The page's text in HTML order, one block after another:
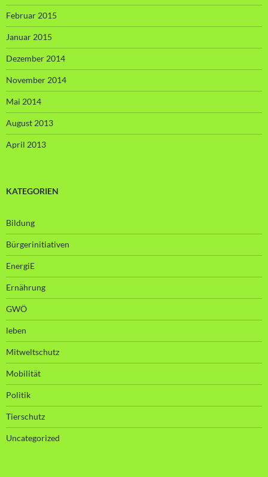
Februar 2015
Januar 2015
Dezember 2014
November 2014
Mai 2014
August 2013
April 2013
KATEGORIEN
Bildung
Bürgerinitiativen
EnergiE
Ernährung
GWÖ
leben
Mitweltschutz
Mobilität
Politik
Tierschutz
Uncategorized